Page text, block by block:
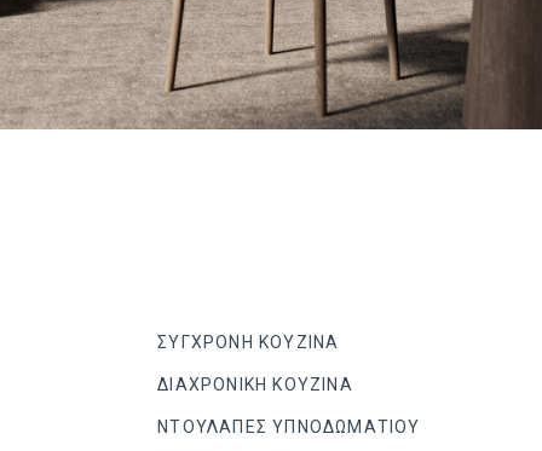
ΣΥΓΧΡΟΝΗ ΚΟΥΖΙΝΑ
ΔΙΑΧΡΟΝΙΚΗ ΚΟΥΖΙΝΑ
ΝΤΟΥΛΑΠΕΣ ΥΠΝΟΔΩΜΑΤΙΟΥ